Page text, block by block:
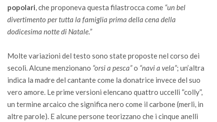
popolari , che proponeva questa filastrocca come “un bel
divertimento per tutta la famiglia prima della cena della
dodicesima notte di Natale.”
Molte variazioni del testo sono state proposte nel corso dei
secoli. Alcune menzionano “orsi a pesca”o “navi a vela”; un’altra
indica la madre del cantante come la donatrice invece del suo
vero amore. Le prime versioni elencano quattro uccelli “colly”,
un termine arcaico che significa nero come il carbone (merli, in
altre parole). E alcune persone teorizzano che i cinque anelli